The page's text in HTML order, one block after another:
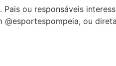
ou responsáveis
ou